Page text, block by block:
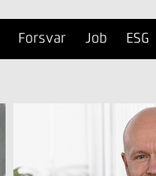
Forsvar Job ESG